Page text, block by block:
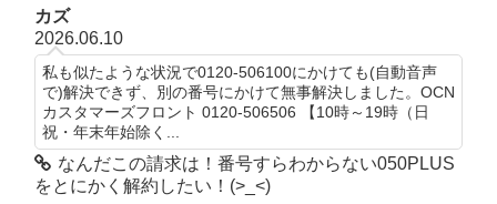
カズ
2026.06.10
私も似たような状況で0120-506100にかけても(自動音声
で)解決できず、別の番号にかけて無事解決しました。OCN
カスタマーズフロント 0120-506506 【10時～19時（日
祝・年末年始除く...
なんだこの請求は！番号すらわからない050PLUS
をとにかく解約したい！(>_<)